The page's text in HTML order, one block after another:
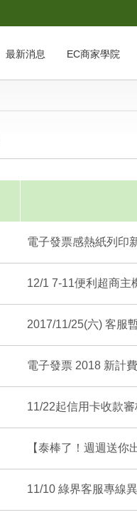
最新消息 EC商家學院
電子發票感熱紙列印
12/1 7-11便利超商主
2017/11/25(六) 客服
電子發票 2018 新計
11/22起信用卡收款
【泰棒了！週週送
11/10 綠界客服專線